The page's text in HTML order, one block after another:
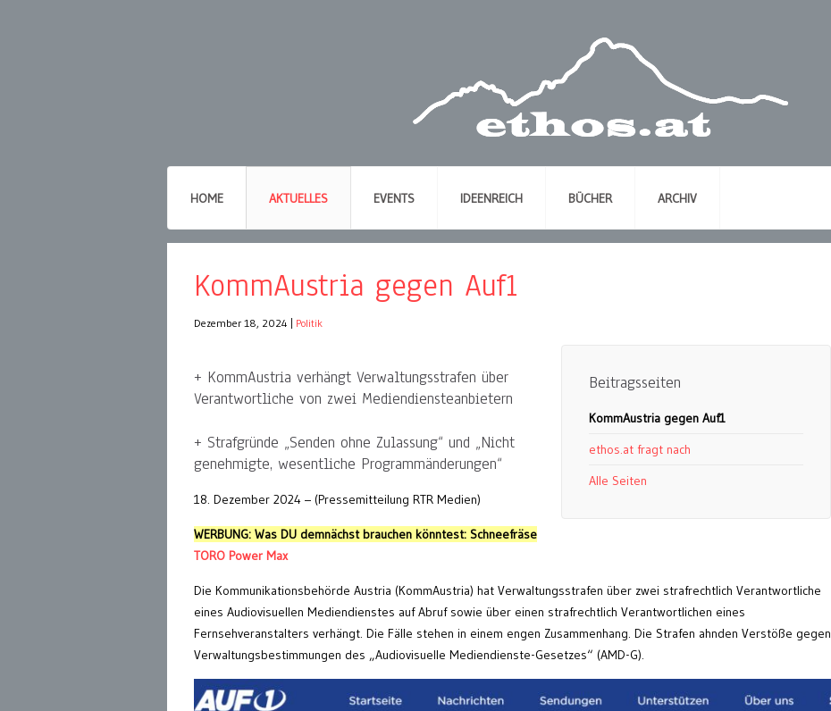
HOME AKTUELLES EVENTS IDEENREICH BÜCHER ARCHIV
KommAustria gegen Auf1
Dezember 18, 2024 Politik
Beitragsseiten
KommAustria gegen Auf1
ethos.at fragt nach
Alle Seiten
+ KommAustria verhängt Verwaltungsstrafen über
Verantwortliche von zwei Mediendiensteanbietern
+ Strafgründe „Senden ohne Zulassung“ und „Nicht
genehmigte, wesentliche Programmänderungen“
18. Dezember 2024 – (Pressemitteilung RTR Medien)
WERBUNG: Was DU demnächst brauchen könntest: Schneefräse
TORO Power Max
Die Kommunikationsbehörde Austria (KommAustria) hat Verwaltungsstrafen über zwei strafrechtlich Verantwortliche
eines Audiovisuellen Mediendienstes auf Abruf sowie über einen strafrechtlich Verantwortlichen eines
Fernsehveranstalters verhängt. Die Fälle stehen in einem engen Zusammenhang. Die Strafen ahnden Verstöße gegen
Verwaltungsbestimmungen des „Audiovisuelle Mediendienste-Gesetzes“ (AMD-G).